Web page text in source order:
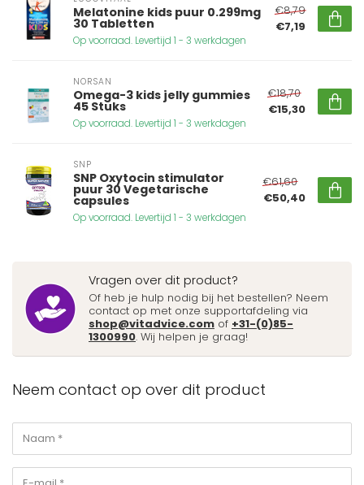
Melatonine kids puur 0.299mg
30 Tabletten
Op voorraad. Levertijd 1 - 3 werkdagen
€8,79
€7,19
NORSAN
Omega-3 kids jelly gummies
45 Stuks
Op voorraad. Levertijd 1 - 3 werkdagen
€18,70
€15,30
SNP
SNP Oxytocin stimulator
puur 30 Vegetarische
capsules
Op voorraad. Levertijd 1 - 3 werkdagen
€61,60
€50,40
Vragen over dit product?
Of heb je hulp nodig bij het bestellen? Neem
contact op met onze supportafdeling via
shop@vitadvice.com of +31-(0)85-
1300990. Wij helpen je graag!
Neem contact op over dit product